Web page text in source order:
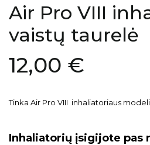
Air Pro VIII
vaistų taurelė
12,00 €
Tinka Air Pro VIII inhaliatoriaus
Inhaliatorių įsigijote pas